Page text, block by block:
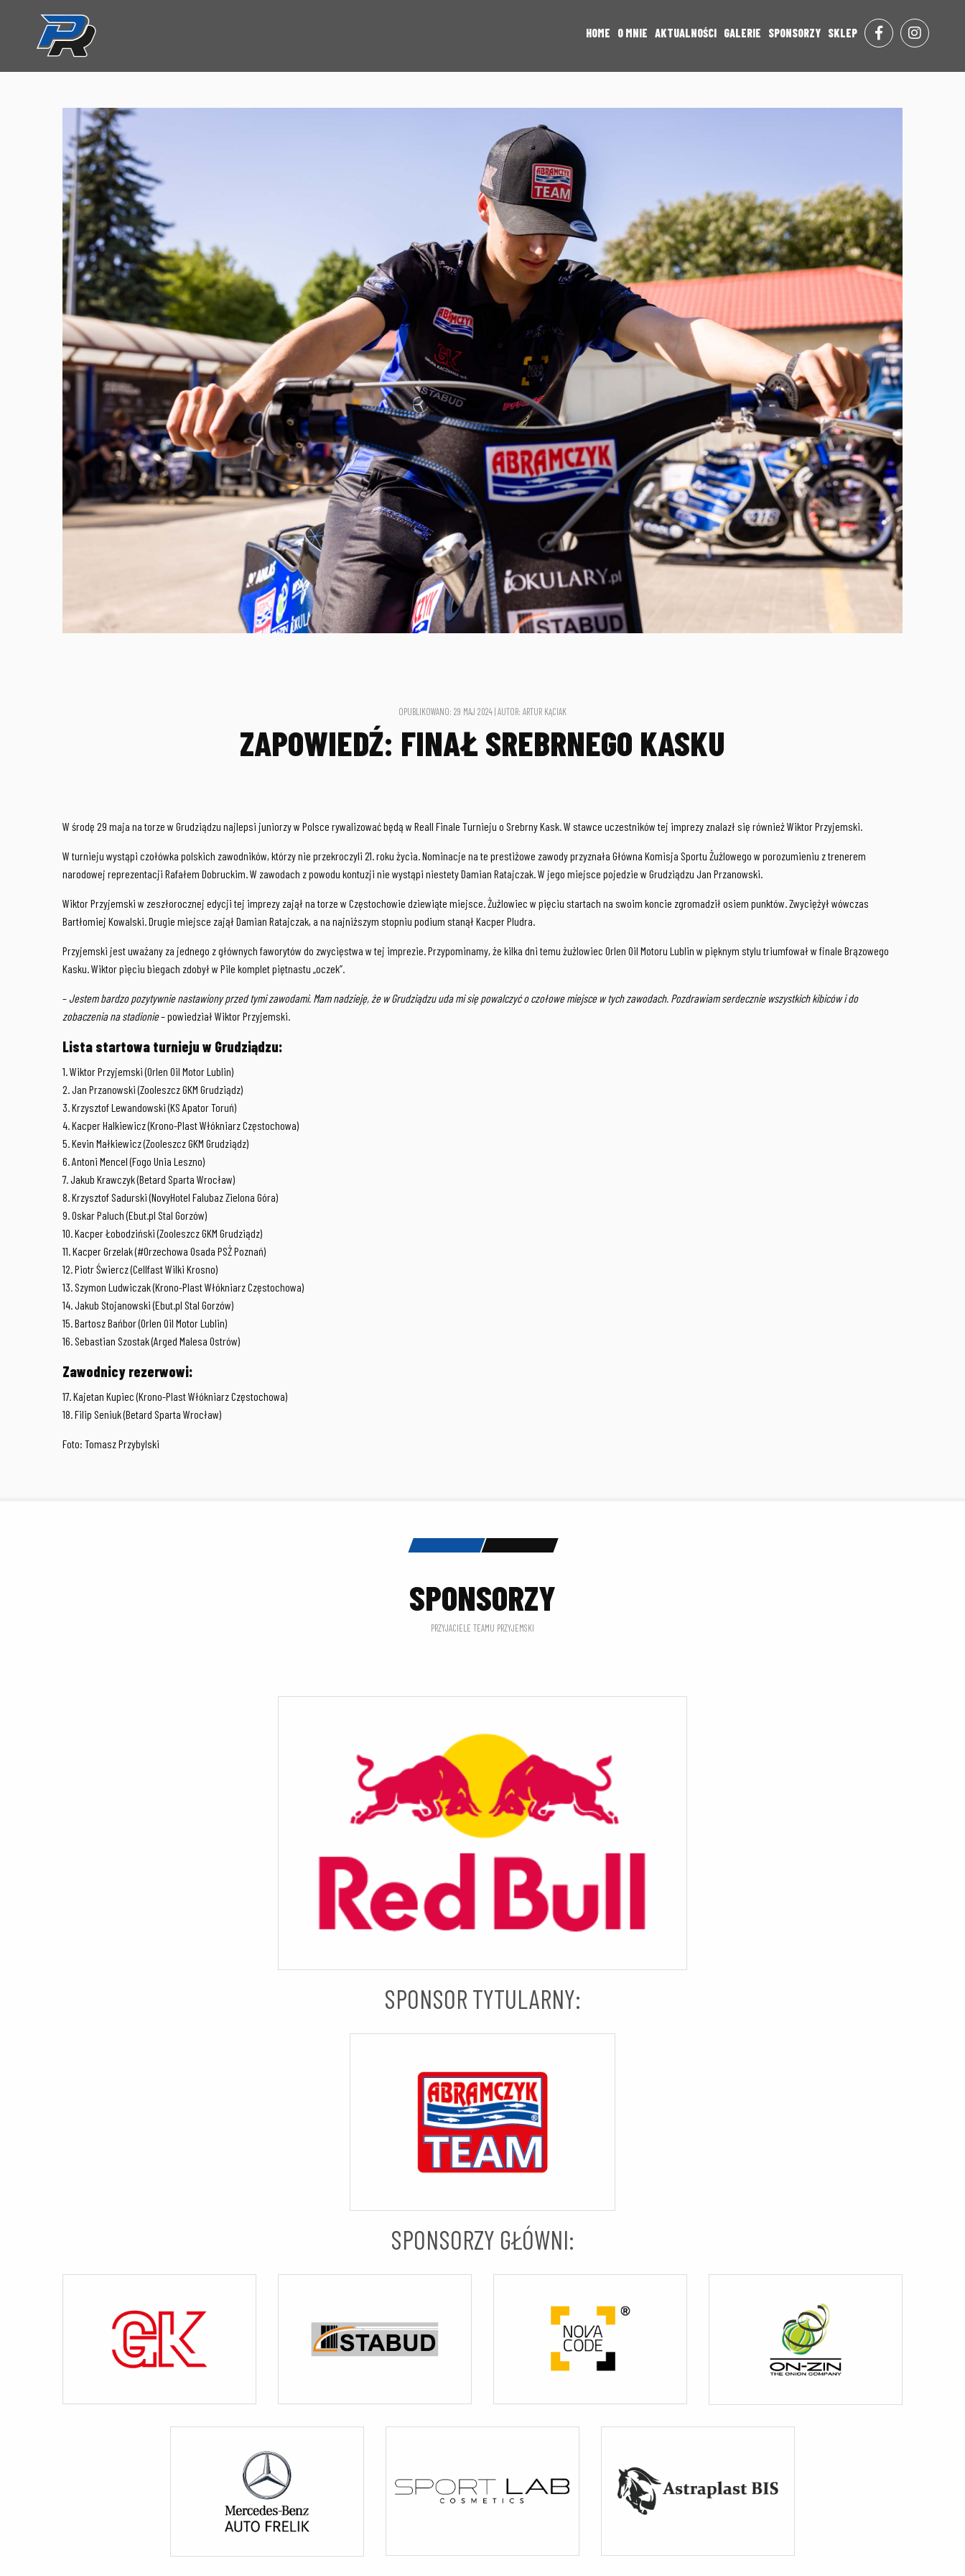
HOME O MNIE AKTUALNOŚCI GALERIE SPONSORZY SKLEP
OPUBLIKOWANO: 29 MAJ 2024 | AUTOR: ARTUR KĄCIAK
ZAPOWIEDŹ: FINAŁ SREBRNEGO KASKU
W środę 29 maja na torze w Grudziądzu najlepsi juniorzy w Polsce rywalizować będą w Reall Finale Turnieju o Srebrny Kask. W stawce uczestników tej imprezy znalazł się również Wiktor Przyjemski.
W turnieju wystąpi czołówka polskich zawodników, którzy nie przekroczyli 21. roku życia. Nominacje na te prestiżowe zawody przyznała Główna Komisja Sportu Żużlowego w porozumieniu z trenerem
narodowej reprezentacji Rafałem Dobruckim. W zawodach z powodu kontuzji nie wystąpi niestety Damian Ratajczak. W jego miejsce pojedzie w Grudziądzu Jan Przanowski.
Wiktor Przyjemski w zeszłorocznej edycji tej imprezy zajął na torze w Częstochowie dziewiąte miejsce. Żużlowiec w pięciu startach na swoim koncie zgromadził osiem punktów. Zwyciężył wówczas
Bartłomiej Kowalski. Drugie miejsce zajął Damian Ratajczak, a na najniższym stopniu podium stanął Kacper Pludra.
Przyjemski jest uważany za jednego z głównych faworytów do zwycięstwa w tej imprezie. Przypominamy, że kilka dni temu żużlowiec Orlen Oil Motoru Lublin w pięknym stylu triumfował w finale Brązowego
Kasku. Wiktor pięciu biegach zdobył w Pile komplet piętnastu „oczek”.
– Jestem bardzo pozytywnie nastawiony przed tymi zawodami. Mam nadzieję, że w Grudziądzu uda mi się powalczyć o czołowe miejsce w tych zawodach. Pozdrawiam serdecznie wszystkich kibiców i do
zobaczenia na stadionie– powiedział Wiktor Przyjemski.
Lista startowa turnieju w Grudziądzu:
1. Wiktor Przyjemski (Orlen Oil Motor Lublin)
2. Jan Przanowski (Zooleszcz GKM Grudziądz)
3. Krzysztof Lewandowski (KS Apator Toruń)
4. Kacper Halkiewicz (Krono-Plast Włókniarz Częstochowa)
5. Kevin Małkiewicz (Zooleszcz GKM Grudziądz)
6. Antoni Mencel (Fogo Unia Leszno)
7. Jakub Krawczyk (Betard Sparta Wrocław)
8. Krzysztof Sadurski (NovyHotel Falubaz Zielona Góra)
9. Oskar Paluch (Ebut.pl Stal Gorzów)
10. Kacper Łobodziński (Zooleszcz GKM Grudziądz)
11. Kacper Grzelak (#Orzechowa Osada PSŻ Poznań)
12. Piotr Świercz (Cellfast Wilki Krosno)
13. Szymon Ludwiczak (Krono-Plast Włókniarz Częstochowa)
14. Jakub Stojanowski (Ebut.pl Stal Gorzów)
15. Bartosz Bańbor (Orlen Oil Motor Lublin)
16. Sebastian Szostak (Arged Malesa Ostrów)
Zawodnicy rezerwowi:
17. Kajetan Kupiec (Krono-Plast Włókniarz Częstochowa)
18. Filip Seniuk (Betard Sparta Wrocław)
Foto: Tomasz Przybylski
SPONSORZY
PRZYJACIELE TEAMU PRZYJEMSKI
SPONSOR TYTULARNY:
SPONSORZY GŁÓWNI: